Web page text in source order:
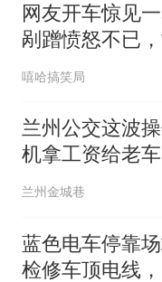
网友开车惊见
剐蹭愤怒不已
前方公交
嘻哈搞笑局
兰州公交这波
机拿工资给老
费”，乘客顺带
兰州金城巷
蓝色电车停靠
检修车顶电线